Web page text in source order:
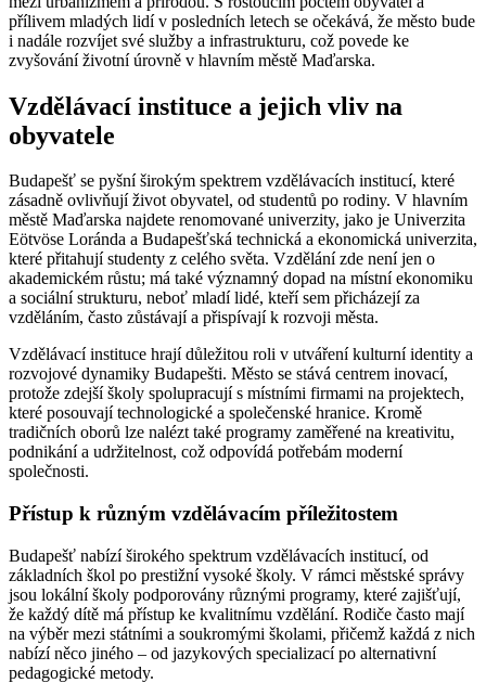
přílivem mladých lidí v posledních letech se očekává, že město bude
i nadále rozvíjet své služby a infrastrukturu, což povede ke
zvyšování životní úrovně v hlavním městě Maďarska.
Vzdělávací instituce a jejich vliv na
obyvatele
Budapešť se pyšní širokým spektrem vzdělávacích institucí, které
zásadně ovlivňují život obyvatel, od studentů po rodiny. V hlavním
městě Maďarska najdete renomované univerzity, jako je Univerzita
Eötvöse Loránda a Budapešťská technická a ekonomická univerzita,
které přitahují studenty z celého světa. Vzdělání zde není jen o
akademickém růstu; má také významný dopad na místní ekonomiku
a sociální strukturu, neboť mladí lidé, kteří sem přicházejí za
vzděláním, často zůstávají a přispívají k rozvoji města.
Vzdělávací instituce hrají důležitou roli v utváření kulturní identity a
rozvojové dynamiky Budapešti. Město se stává centrem inovací,
protože zdejší školy spolupracují s místními firmami na projektech,
které posouvají technologické a společenské hranice. Kromě
tradičních oborů lze nalézt také programy zaměřené na kreativitu,
podnikání a udržitelnost, což odpovídá potřebám moderní
společnosti.
Přístup k různým vzdělávacím příležitostem
Budapešť nabízí širokého spektrum vzdělávacích institucí, od
základních škol po prestižní vysoké školy. V rámci městské správy
jsou lokální školy podporovány různými programy, které zajišťují,
že každý dítě má přístup ke kvalitnímu vzdělání. Rodiče často mají
na výběr mezi státními a soukromými školami, přičemž každá z nich
nabízí něco jiného – od jazykových specializací po alternativní
pedagogické metody.